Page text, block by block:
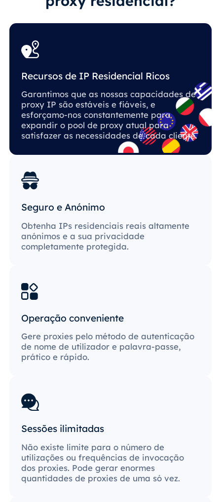
Recursos de IP Residencial Ricos
Garantimos que as nossas capacidades de
proxy IP são estáveis ​​e fiáveis, e
esforçamo-nos constantemente para
expandir o pool de proxy atual para
satisfazer as necessidades de cada cliente.
Seguro e Anónimo
Obtenha IPs residenciais reais altamente
anónimos e a sua privacidade
completamente protegida.
Operação conveniente
Gere proxies pelo método de autenticação
de nome de utilizador e palavra-passe,
prático e rápido.
Sessões ilimitadas
Não existe limite para o número de
utilizações ou frequências de invocação
dos proxies. Pode gerar enormes
quantidades de proxies de uma só vez.